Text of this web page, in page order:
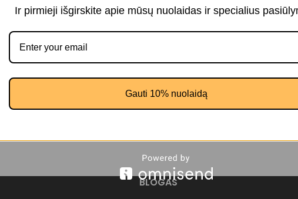
22.00 €– 107.00€
PASIRINKTI SAVYBES
BLOGAS
Ir pirmieji išgirskite apie mūsų nuolaidas ir specialius
Gauti 10% nuolaidą